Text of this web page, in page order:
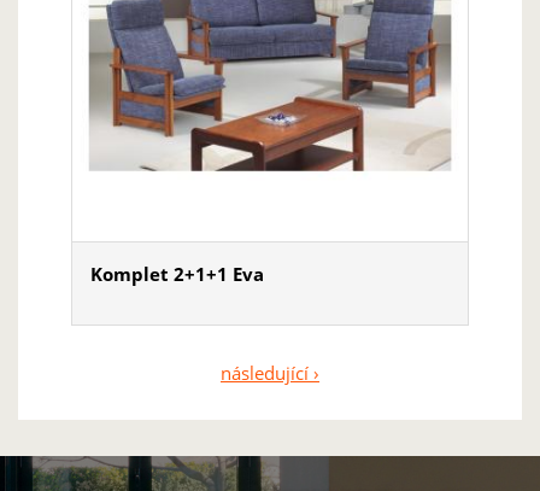
Komplet 2+1+1 Eva
následující ›